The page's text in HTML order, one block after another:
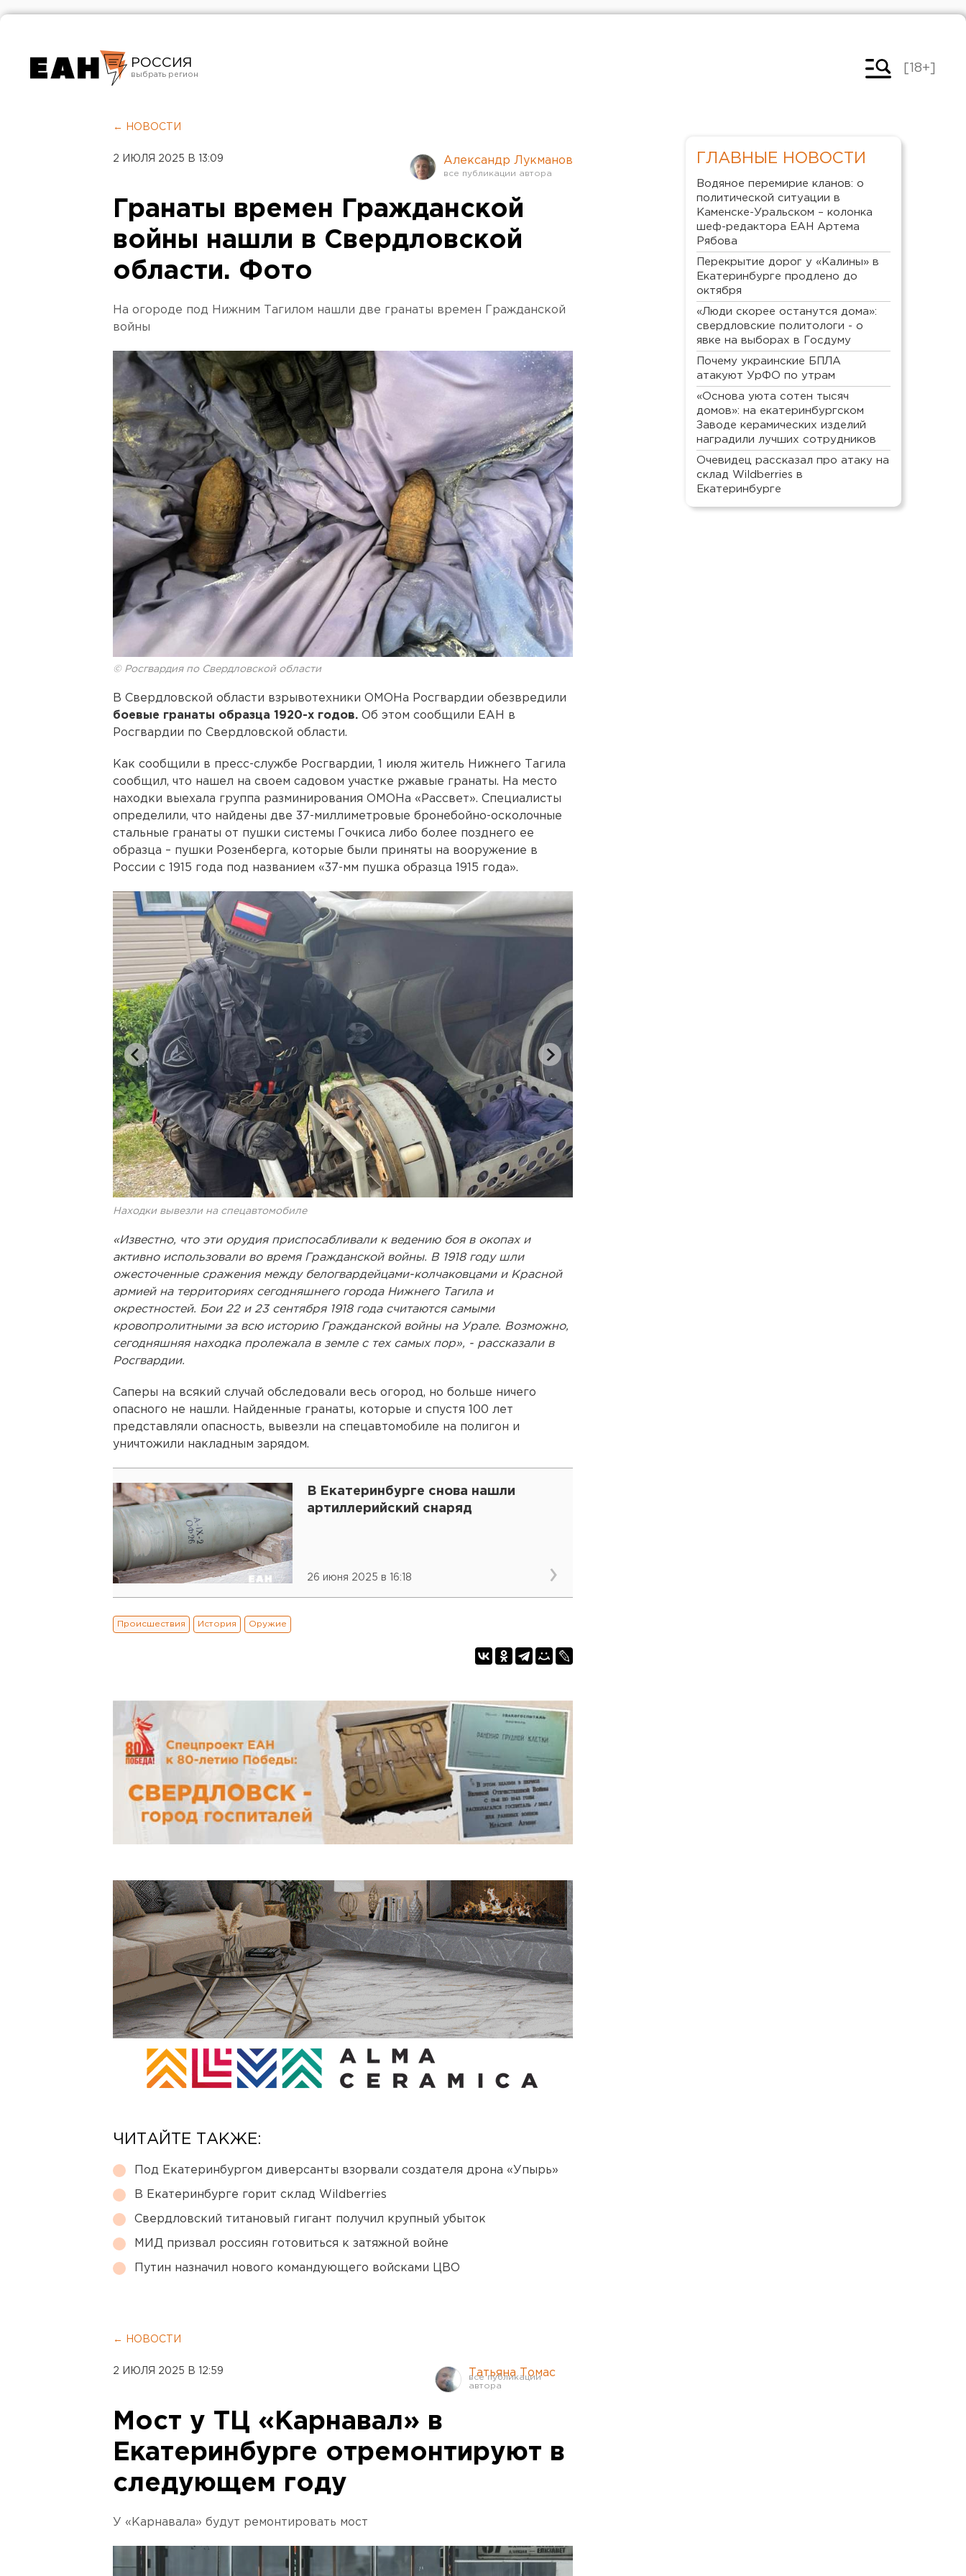
РОССИЯ
Челябинск
[18+]
← НОВОСТИ
2 ИЮЛЯ 2025 В 13:09 Александр Лукманов
Гранаты времен Гражданской
войны нашли в Свердловской
области. Фото
На огороде под Нижним Тагилом нашли две гранаты времен Гражданской
войны
© Росгвардия по Свердловской области
В Свердловской области взрывотехники ОМОНа Росгвардии обезвредили
боевые гранаты образца 1920-х годов. Об этом сообщили ЕАН в
Росгвардии по Свердловской области.
Как сообщили в пресс-службе Росгвардии, 1 июля житель Нижнего Тагила
сообщил, что нашел на своем садовом участке ржавые гранаты. На место
находки выехала группа разминирования ОМОНа «Рассвет». Специалисты
определили, что найдены две 37-миллиметровые бронебойно-осколочные
стальные гранаты от пушки системы Гочкиса либо более позднего ее
образца – пушки Розенберга, которые были приняты на вооружение в
России с 1915 года под названием «37-мм пушка образца 1915 года».
Находки вывезли на спецавтомобиле
«Известно, что эти орудия приспосабливали к ведению боя в окопах и
активно использовали во время Гражданской войны. В 1918 году шли
ожесточенные сражения между белогвардейцами-колчаковцами и Красной
армией на территориях сегодняшнего города Нижнего Тагила и
окрестностей. Бои 22 и 23 сентября 1918 года считаются самыми
кровопролитными за всю историю Гражданской войны на Урале. Возможно,
сегодняшняя находка пролежала в земле с тех самых пор», - рассказали в
Росгвардии.
Саперы на всякий случай обследовали весь огород, но больше ничего
опасного не нашли. Найденные гранаты, которые и спустя 100 лет
представляли опасность, вывезли на спецавтомобиле на полигон и
уничтожили накладным зарядом.
В Екатеринбурге снова нашли
артиллерийский снаряд
26 июня 2025 в 16:18
Происшествия История Оружие
ЧИТАЙТЕ ТАКЖЕ:
Под Екатеринбургом диверсанты взорвали создателя дрона «Упырь»
В Екатеринбурге горит склад Wildberries
Свердловский титановый гигант получил крупный убыток
МИД призвал россиян готовиться к затяжной войне
Путин назначил нового командующего войсками ЦВО
← НОВОСТИ
2 ИЮЛЯ 2025 В 12:59 Татьяна Томас
Мост у ТЦ «Карнавал» в
Екатеринбурге отремонтируют в
следующем году
У «Карнавала» будут ремонтировать мост
ГЛАВНЫЕ НОВОСТИ
Водяное перемирие кланов: о
политической ситуации в
Каменске-Уральском – колонка
шеф-редактора ЕАН Артема
Рябова
Перекрытие дорог у «Калины» в
Екатеринбурге продлено до
октября
«Люди скорее останутся дома»:
свердловские политологи - о
явке на выборах в Госдуму
Почему украинские БПЛА
атакуют УрФО по утрам
«Основа уюта сотен тысяч
домов»: на екатеринбургском
Заводе керамических изделий
наградили лучших сотрудников
Очевидец рассказал про атаку на
склад Wildberries в
Екатеринбурге